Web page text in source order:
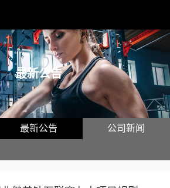
最新公告
最新公告 公司新闻